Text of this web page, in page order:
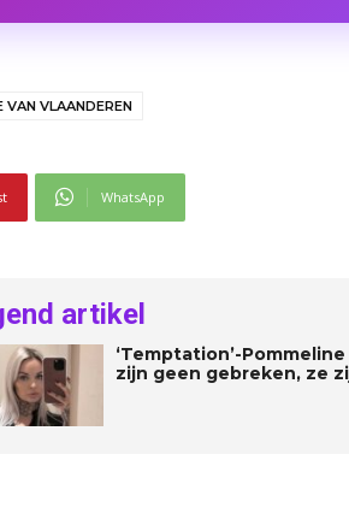
VAN VLAANDEREN
WhatsApp
artikel
‘Temptation’-
zijn geen gebreken, ze